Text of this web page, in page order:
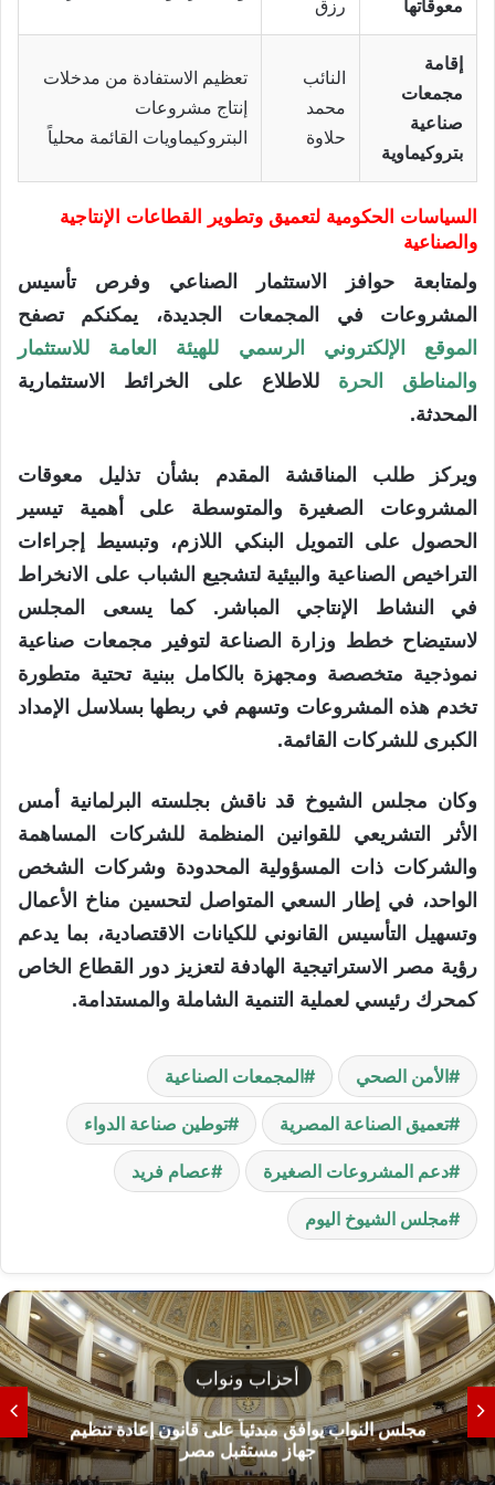
معوقاتها رزق
إقامة
مجمعات
صناعية
بتروكيماوية
النائب
محمد
حلاوة
تعظيم الاستفادة من مدخلات
إنتاج مشروعات
البتروكيماويات القائمة محلياً
السياسات الحكومية لتعميق وتطوير القطاعات الإنتاجية
والصناعية
ولمتابعة حوافز الاستثمار الصناعي وفرص تأسيس
المشروعات في المجمعات الجديدة، يمكنكم تصفح
الموقع الإلكتروني الرسمي للهيئة العامة للاستثمار
والمناطق الحرة للاطلاع على الخرائط الاستثمارية
المحدثة.
ويركز طلب المناقشة المقدم بشأن تذليل معوقات
المشروعات الصغيرة والمتوسطة على أهمية تيسير
الحصول على التمويل البنكي اللازم، وتبسيط إجراءات
التراخيص الصناعية والبيئية لتشجيع الشباب على الانخراط
في النشاط الإنتاجي المباشر. كما يسعى المجلس
لاستيضاح خطط وزارة الصناعة لتوفير مجمعات صناعية
نموذجية متخصصة ومجهزة بالكامل ببنية تحتية متطورة
تخدم هذه المشروعات وتسهم في ربطها بسلاسل الإمداد
الكبرى للشركات القائمة.
وكان مجلس الشيوخ قد ناقش بجلسته البرلمانية أمس
الأثر التشريعي للقوانين المنظمة للشركات المساهمة
والشركات ذات المسؤولية المحدودة وشركات الشخص
الواحد، في إطار السعي المتواصل لتحسين مناخ الأعمال
وتسهيل التأسيس القانوني للكيانات الاقتصادية، بما يدعم
رؤية مصر الاستراتيجية الهادفة لتعزيز دور القطاع الخاص
كمحرك رئيسي لعملية التنمية الشاملة والمستدامة.
الأمن الصحي المجمعات الصناعية
تعميق الصناعة المصرية توطين صناعة الدواء
دعم المشروعات الصغيرة عصام فريد
مجلس الشيوخ اليوم
أحزاب ونواب
مجلس النواب يوافق مبدئياً على قانون إعادة تنظيم
جهاز مستقبل مصر